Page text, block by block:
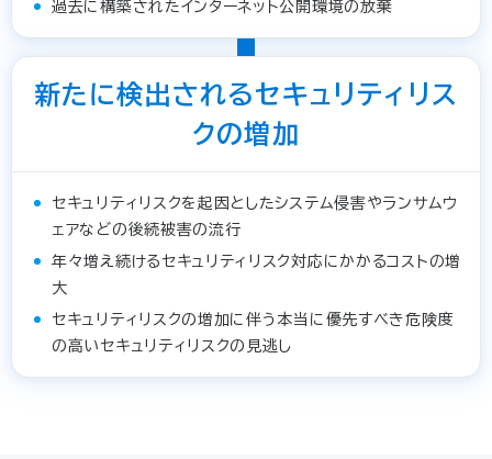
過去に構築されたインターネット公開環境の放棄
新たに検出されるセキュリティリス
クの増加
セキュリティリスクを起因としたシステム侵害やランサムウ
ェアなどの後続被害の流行
年々増え続けるセキュリティリスク対応にかかるコストの増
大
セキュリティリスクの増加に伴う本当に優先すべき危険度
の高いセキュリティリスクの見逃し